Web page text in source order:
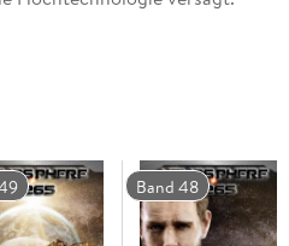
als E-Book, alle drei Monate als
Band 48